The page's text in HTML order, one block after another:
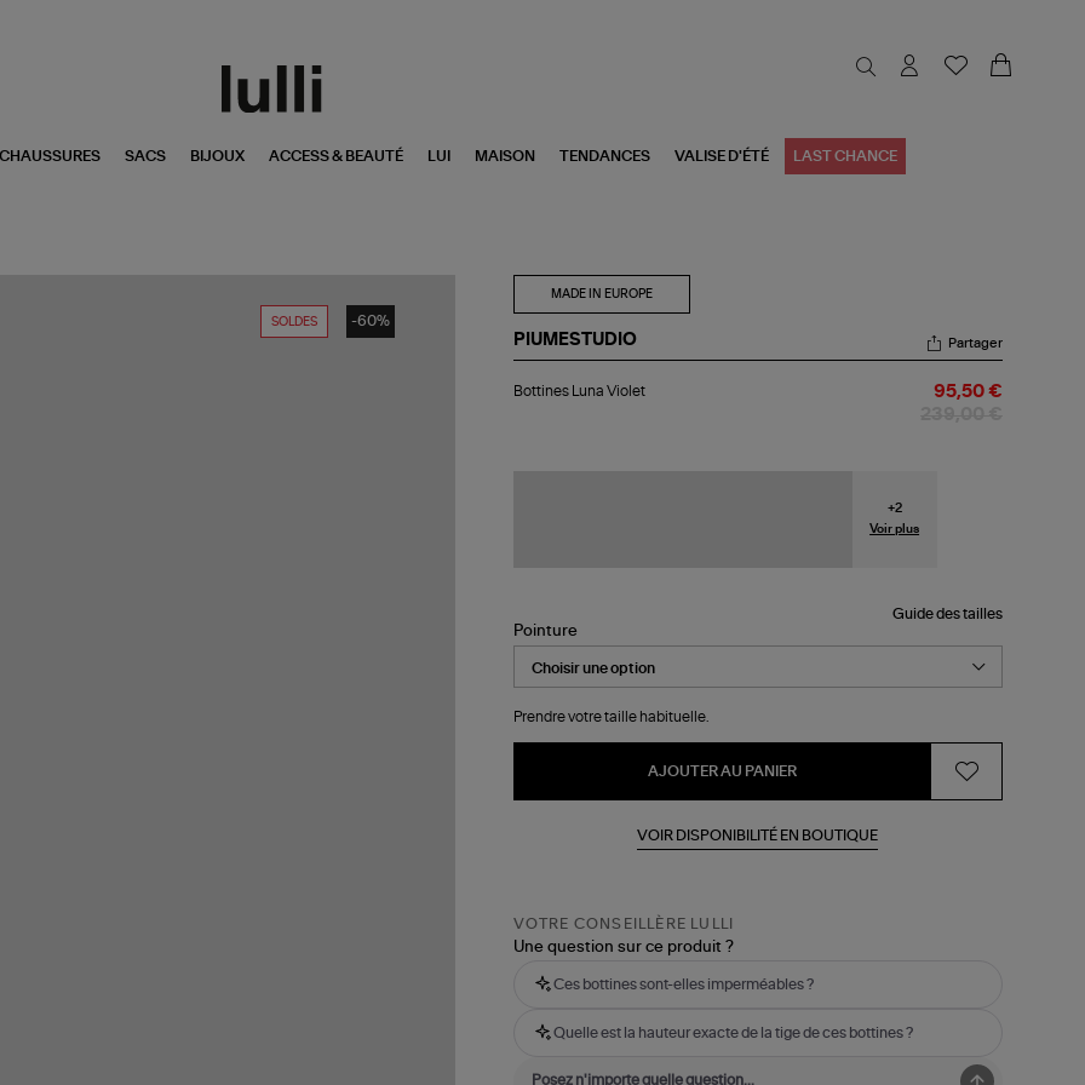
CHAUSSURES SACS BIJOUX ACCESS & BEAUTÉ LUI MAISON TENDANCES VALISE D'ÉTÉ LAST CHANCE
SOLDES -60%
MADE IN EUROPE
PIUMESTUDIO
Luna
Partager
Bottines Luna Violet 95,50 €
+2
Voir plus
Guide des tailles
Pointure
Prendre votre taille habituelle.
AJOUTER AU PANIER
VOIR DISPONIBILITÉ EN BOUTIQUE
VOTRE CONSEILLÈRE LULLI
Une question sur ce produit ?
Ces bottines sont-elles imperméables ?
Quelle est la hauteur exacte de la tige de ces bottines ?